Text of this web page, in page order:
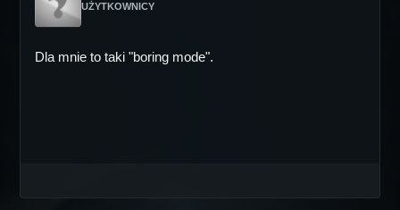
UŻYTKOWNICY
Dla mnie to taki "boring mode".